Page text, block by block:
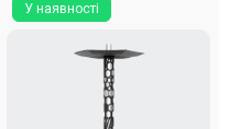
У наявності